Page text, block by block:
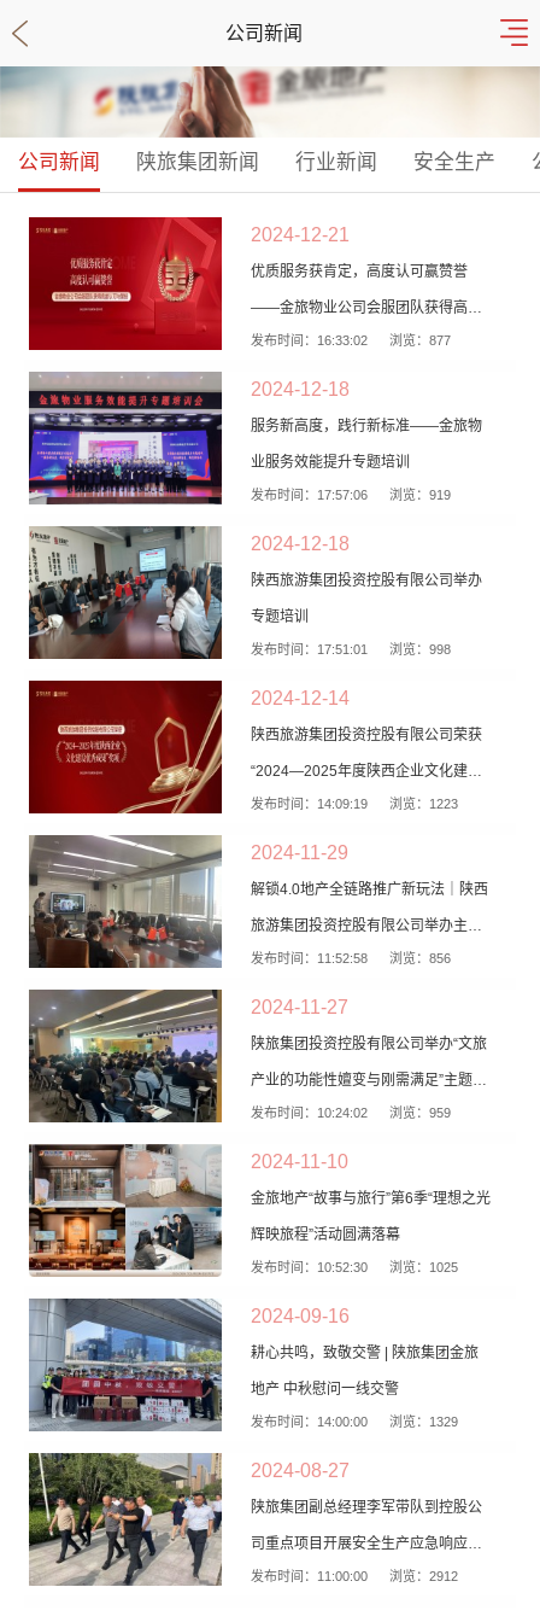
公司新闻
公司新闻 陕旅集团新闻 行业新闻 安全生产
2024-12-21
优质服务获肯定，高度认可赢赞誉
——金旅物业公司会服团队获得高度
认可与赞扬
发布时间：16:33:02 浏览：877
2024-12-18
服务新高度，践行新标准——金旅物
业服务效能提升专题培训
发布时间：17:57:06 浏览：919
2024-12-18
陕西旅游集团投资控股有限公司举办
专题培训
发布时间：17:51:01 浏览：998
2024-12-14
陕西旅游集团投资控股有限公司荣获
“2024—2025年度陕西企业文化建设
优秀成果”奖项
发布时间：14:09:19 浏览：1223
2024-11-29
解锁4.0地产全链路推广新玩法｜陕西
旅游集团投资控股有限公司举办主题
培训
发布时间：11:52:58 浏览：856
2024-11-27
陕旅集团投资控股有限公司举办“文旅
产业的功能性嬗变与刚需满足”主题培
训会
发布时间：10:24:02 浏览：959
2024-11-10
金旅地产“故事与旅行”第6季“理想之光
辉映旅程”活动圆满落幕
发布时间：10:52:30 浏览：1025
2024-09-16
耕心共鸣，致敬交警 | 陕旅集团金旅
地产 中秋慰问一线交警
发布时间：14:00:00 浏览：1329
2024-08-27
陕旅集团副总经理李军带队到控股公
司重点项目开展安全生产应急响应能
力大检查
发布时间：11:00:00 浏览：2912